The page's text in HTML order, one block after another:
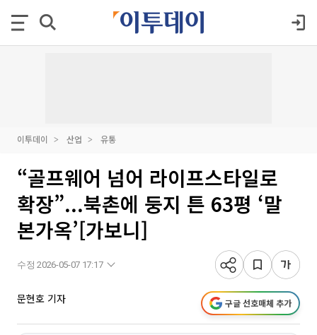
이투데이 산업 유통
“골프웨어 넘어 라이프스타일로
확장”...북촌에 둥지 튼 63평 ‘말
본가옥’[가보니]
수정 2026-05-07 17:17
문현호 기자 구글 선호매체 추가